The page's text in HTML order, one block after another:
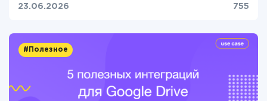
23.06.2026 755
#Полезное